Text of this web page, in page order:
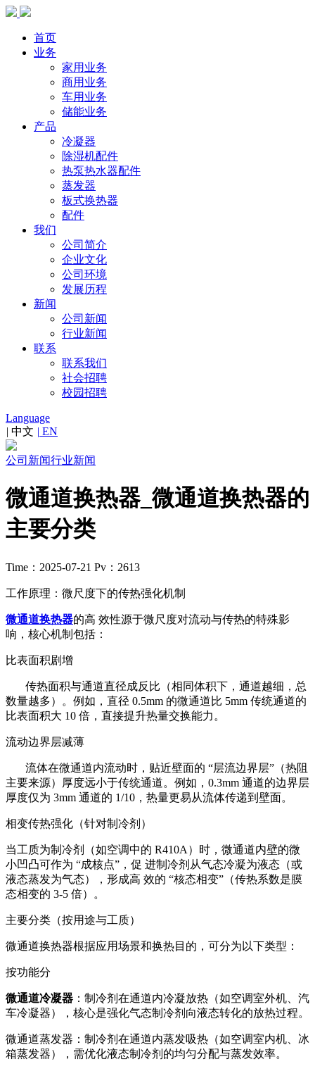
首页
业务
家用业务
商用业务
车用业务
储能业务
产品
冷凝器
除湿机配件
热泵热水器配件
蒸发器
板式换热器
配件
我们
公司简介
企业文化
公司环境
发展历程
新闻
公司新闻
行业新闻
联系
联系我们
社会招聘
校园招聘
Language
| 中文 | EN
公司新闻行业新闻
微通道换热器_微通道换热器的
主要分类
Time：2025-07-21 Pv：2613
工作原理：微尺度下的传热强化机制
微通道换热器的高 效性源于微尺度对流动与传热的特殊影
响，核心机制包括：
比表面积剧增
传热面积与通道直径成反比（相同体积下，通道越细，总
数量越多）。例如，直径 0.5mm 的微通道比 5mm 传统通道的
比表面积大 10 倍，直接提升热量交换能力。
流动边界层减薄
流体在微通道内流动时，贴近壁面的 “层流边界层”（热阻
主要来源）厚度远小于传统通道。例如，0.3mm 通道的边界层
厚度仅为 3mm 通道的 1/10，热量更易从流体传递到壁面。
相变传热强化（针对制冷剂）
当工质为制冷剂（如空调中的 R410A）时，微通道内壁的微
小凹凸可作为 “成核点”，促 进制冷剂从气态冷凝为液态（或
液态蒸发为气态），形成高 效的 “核态相变”（传热系数是膜
态相变的 3-5 倍）。
主要分类（按用途与工质）
微通道换热器根据应用场景和换热目的，可分为以下类型：
按功能分
微通道冷凝器 ：制冷剂在通道内冷凝放热（如空调室外机、汽
车冷凝器），核心是强化气态制冷剂向液态转化的放热过程。
微通道蒸发器：制冷剂在通道内蒸发吸热（如空调室内机、冰
箱蒸发器），需优化液态制冷剂的均匀分配与蒸发效率。